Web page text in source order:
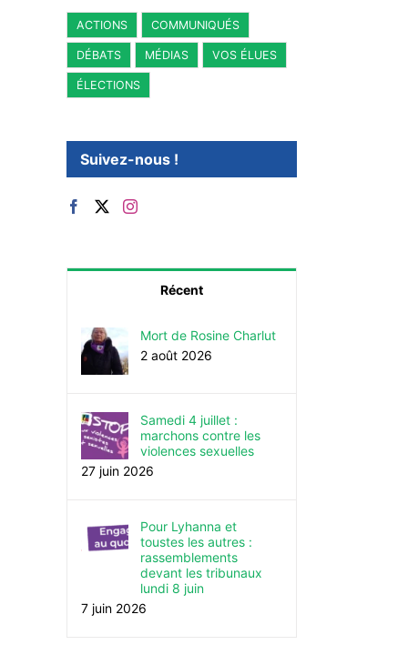
ACTIONS COMMUNIQUÉS
DÉBATS MÉDIAS VOS ÉLUES
ÉLECTIONS
Suivez-nous !
Récent
Mort de Rosine Charlut
2 août 2026
Samedi 4 juillet :
marchons contre les
violences sexuelles
27 juin 2026
Pour Lyhanna et
toustes les autres :
rassemblements
devant les tribunaux
lundi 8 juin
7 juin 2026